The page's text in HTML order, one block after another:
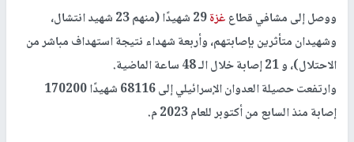
ووصل إلى مشافي قطاعغزة
29 شهيدًا (منهم 23 شهيد انتشال،
وشهيدان متأثرين بإصابتهم، وأربعة شهداء نتيجة استهداف مباشر من
الاحتلال)، و 21 إصابة خلال الـ 48 ساعة الماضية.
وارتفعت حصيلة العدوان الإسرائيلي إلى 68116 شهيدًا 170200
إصابة منذ السابع من أكتوبر للعام 2023 م.